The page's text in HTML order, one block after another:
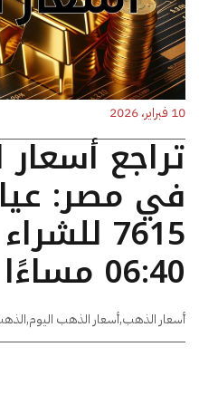
10 فبراير، 2026
تراجع
7615
06:40 مساءًا
أسعار الذهب,أسعار الذهب اليوم,